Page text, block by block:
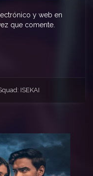
y web en
que comente.
ISEKAI